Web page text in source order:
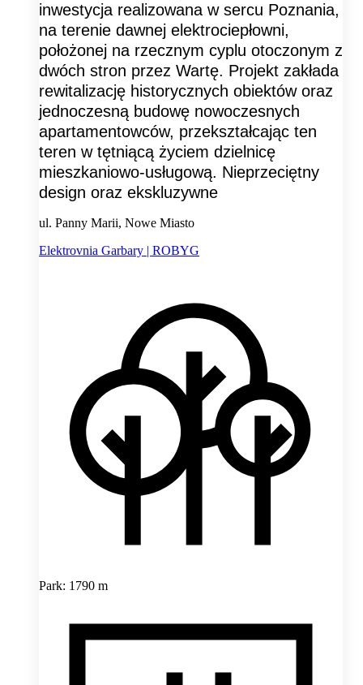
inwestycja realizowana w sercu Poznania,
na terenie dawnej elektrociepłowni,
położonej na rzecznym cyplu otoczonym z
dwóch stron przez Wartę. Projekt zakłada
rewitalizację historycznych obiektów oraz
jednoczesną budowę nowoczesnych
apartamentowców, przekształcając ten
teren w tętniącą życiem dzielnicę
mieszkaniowo-usługową. Nieprzeciętny
design oraz ekskluzywne
ul. Panny Marii, Nowe Miasto
Elektrovnia Garbary | ROBYG
Park: 1790 m